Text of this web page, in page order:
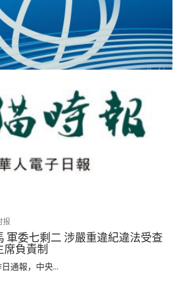
报
軍委七剩二 涉嚴重違紀違法受查
負責制
通報，中央...